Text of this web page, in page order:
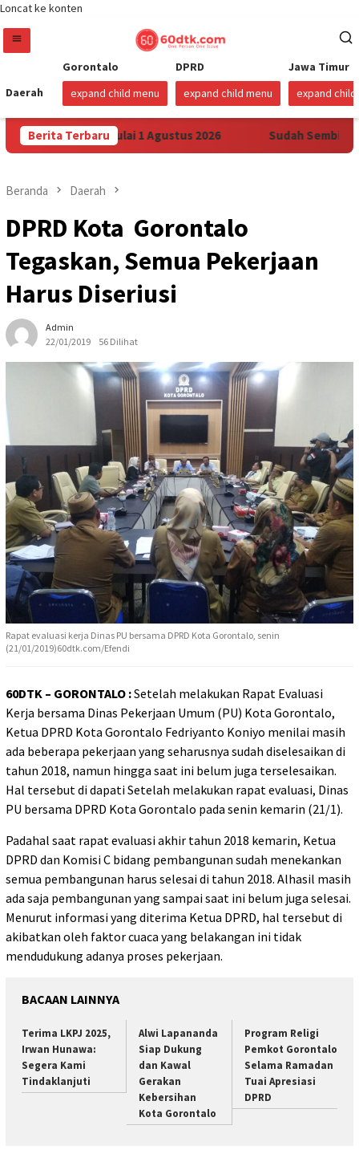
Loncat ke konten
Daerah
Gorontalo
expand child menu
DPRD
expand child menu
Jawa Timur
expand child
Berita Terbaru
di Sulawesi Mulai 1 Agustus 2026 Sudah Sembilan
Beranda Daerah
DPRD Kota Gorontalo
Tegaskan, Semua Pekerjaan
Harus Diseriusi
Admin
22/01/2019
56 Dilihat
Rapat evaluasi kerja Dinas PU bersama DPRD Kota Gorontalo, senin
(21/01/2019)60dtk.com/Efendi
60DTK – GORONTALO :Setelah melakukan Rapat Evaluasi
Kerja bersama Dinas Pekerjaan Umum (PU) Kota Gorontalo,
Ketua DPRD Kota Gorontalo Fedriyanto Koniyo menilai masih
ada beberapa pekerjaan yang seharusnya sudah diselesaikan di
tahun 2018, namun hingga saat ini belum juga terselesaikan.
Hal tersebut di dapati Setelah melakukan rapat evaluasi, Dinas
PU bersama DPRD Kota Gorontalo pada senin kemarin (21/1).
Padahal saat rapat evaluasi akhir tahun 2018 kemarin, Ketua
DPRD dan Komisi C bidang pembangunan sudah menekankan
semua pembangunan harus selesai di tahun 2018. Alhasil masih
ada saja pembangunan yang sampai saat ini belum juga selesai.
Menurut informasi yang diterima Ketua DPRD, hal tersebut di
akibatkan oleh faktor cuaca yang belakangan ini tidak
mendudukung adanya proses pekerjaan.
BACAAN LAINNYA
Terima LKPJ 2025,
Irwan Hunawa:
Segera Kami
Tindaklanjuti
Alwi Lapananda
Siap Dukung
dan Kawal
Gerakan
Kebersihan
Kota Gorontalo
Program Religi
Pemkot Gorontalo
Selama Ramadan
Tuai Apresiasi
DPRD